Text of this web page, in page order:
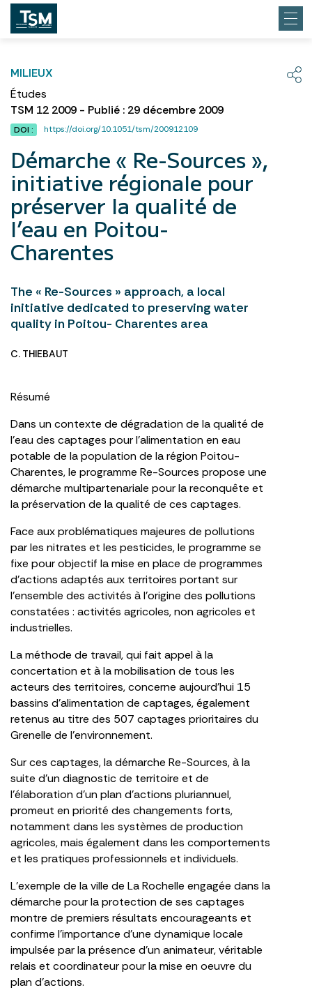
MILIEUX
Études
TSM 12 2009 - Publié : 29 décembre 2009
DOI : https://doi.org/10.1051/tsm/200912109
Démarche « Re-Sources »,
initiative régionale pour
préserver la qualité de
l’eau en Poitou-
Charentes
The « Re-Sources » approach, a local
initiative dedicated to preserving water
quality in Poitou- Charentes area
C. THIEBAUT
Résumé
Dans un contexte de dégradation de la qualité de
l’eau des captages pour l’alimentation en eau
potable de la population de la région Poitou-
Charentes, le programme Re-Sources propose une
démarche multipartenariale pour la reconquête et
la préservation de la qualité de ces captages.
Face aux problématiques majeures de pollutions
par les nitrates et les pesticides, le programme se
fixe pour objectif la mise en place de programmes
d’actions adaptés aux territoires portant sur
l’ensemble des activités à l’origine des pollutions
constatées : activités agricoles, non agricoles et
industrielles.
La méthode de travail, qui fait appel à la
concertation et à la mobilisation de tous les
acteurs des territoires, concerne aujourd’hui 15
bassins d’alimentation de captages, également
retenus au titre des 507 captages prioritaires du
Grenelle de l’environnement.
Sur ces captages, la démarche Re-Sources, à la
suite d’un diagnostic de territoire et de
l’élaboration d’un plan d’actions pluriannuel,
promeut en priorité des changements forts,
notamment dans les systèmes de production
agricoles, mais également dans les comportements
et les pratiques professionnels et individuels.
L’exemple de la ville de La Rochelle engagée dans la
démarche pour la protection de ses captages
montre de premiers résultats encourageants et
confirme l’importance d’une dynamique locale
impulsée par la présence d’un animateur, véritable
relais et coordinateur pour la mise en oeuvre du
plan d’actions.